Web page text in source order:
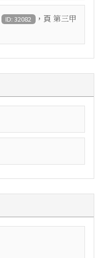
ID: 32082 ，頁 第三甲